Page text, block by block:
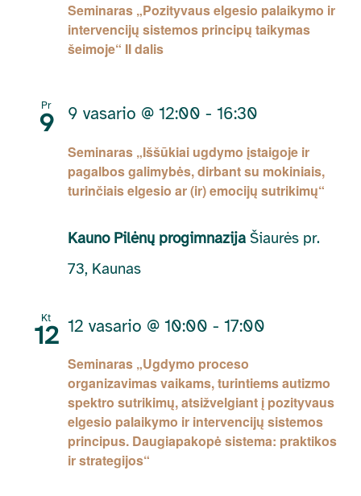
Seminaras „Pozityvaus elgesio palaikymo ir
intervencijų sistemos principų taikymas
šeimoje“ II dalis
Pr
9
Seminaras „Iššūkiai ugdymo įstaigoje ir
pagalbos galimybės, dirbant su mokiniais,
turinčiais elgesio ar (ir) emocijų sutrikimų“
9 vasario @ 12:00 - 16:30
Kauno Pilėnų progimnazija Šiaurės pr.
73, Kaunas
Kt
12
Seminaras „Ugdymo proceso
organizavimas vaikams, turintiems autizmo
spektro sutrikimų, atsižvelgiant į pozityvaus
elgesio palaikymo ir intervencijų sistemos
principus. Daugiapakopė sistema: praktikos
ir strategijos“
12 vasario @ 10:00 - 17:00